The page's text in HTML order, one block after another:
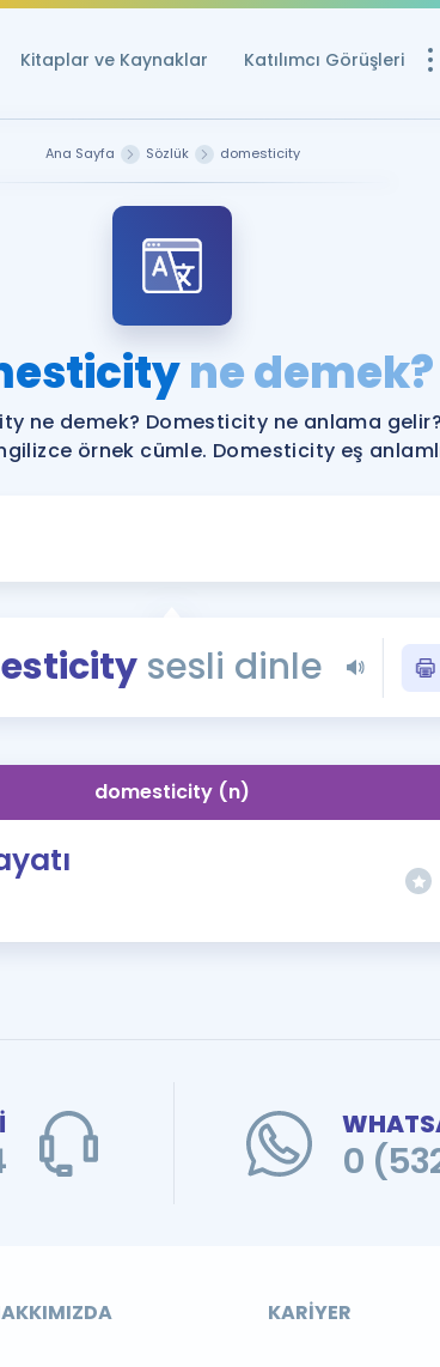
Kitaplar ve Kaynaklar Katılımcı Görüşleri
Ücretsiz
YDS ve YÖKDİL
YDS ve YÖKDİL'e
Tüm ÖSYM
Blog
YDS - YÖKDİL
İngilizce
Ana Sayfa Sözlük domesticity
ne demek?
ne demek? Domesticity ne anlama
örnek cümle. Domesticity eş
sesli dinle
domesticity (n)
0
KARIYER